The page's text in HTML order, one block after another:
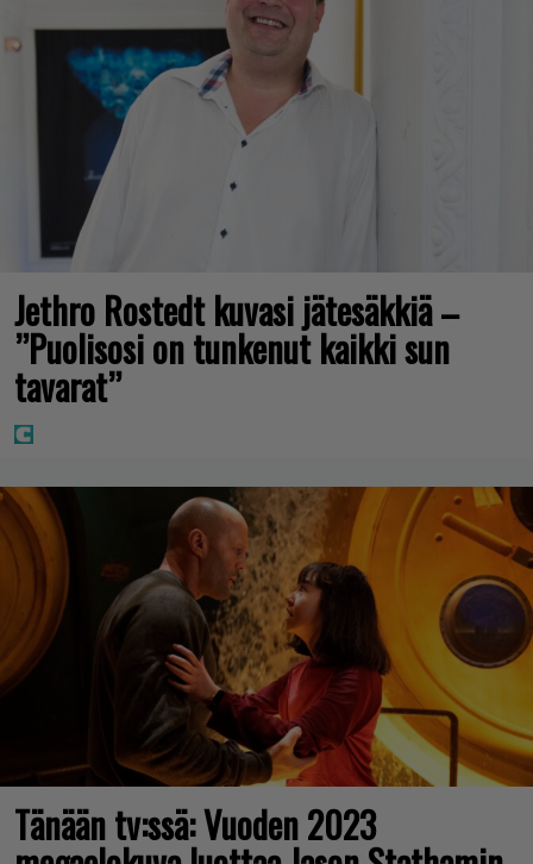
Jethro Rostedt kuvasi jätesäkkiä –
”Puolisosi on tunkenut kaikki sun
tavarat”
Tänään tv:ssä: Vuoden 2023